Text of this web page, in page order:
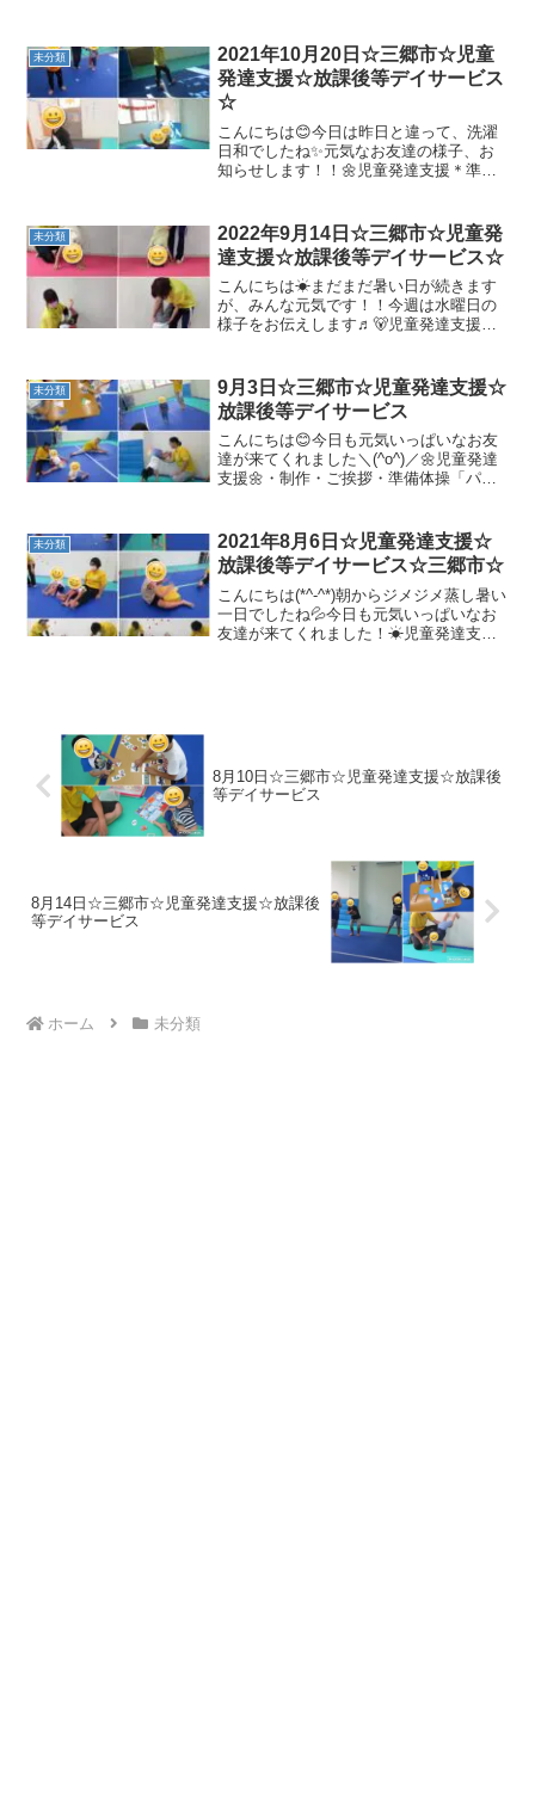
未分類
2021年10月20日☆三郷市☆児童
発達支援☆放課後等デイサービス
☆
こんにちは😊今日は昨日と違って、洗濯
日和でしたね✨元気なお友達の様子、お
知らせします！！🌼児童発達支援＊準備
＊マラソン障害物も軽々越えられます！
カッコいい✨＊...
未分類
2022年9月14日☆三郷市☆児童発
達支援☆放課後等デイサービス☆
こんにちは☀まだまだ暑い日が続きます
が、みんな元気です！！今週は水曜日の
様子をお伝えします♬🐻児童発達支援🐻
カミとヒツジ🐻放課後等デイサービス🐻
☆準備体操☆マラソン☆動...
未分類
9月3日☆三郷市☆児童発達支援☆
放課後等デイサービス
こんにちは😊今日も元気いっぱいなお友
達が来てくれました＼(^o^)／🌼児童発達
支援🌼・制作・ご挨拶・準備体操「パプ
なお友達もいました!(^^)!「貸して」、
「どうぞ」、「...
未分類
2021年8月6日☆児童発達支援☆
放課後等デイサービス☆三郷市☆
こんにちは(*^-^*)朝からジメジメ蒸し暑い
一日でしたね💦今日も元気いっぱいなお
友達が来てくれました！☀児童発達支援
8月10日☆三郷市☆児童発達支援☆放課後
等デイサービス
8月14日☆三郷市☆児童発達支援☆放課後
等デイサービス
ホーム 未分類